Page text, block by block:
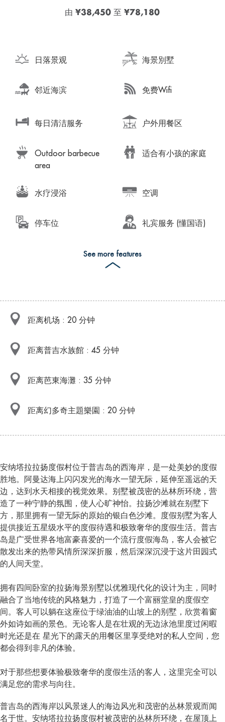
由¥38,450 至¥78,180
日落景观 海景別墅
邻近海滨 免费Wifi
每日清洁服务 户外用餐区
Outdoor barbecue
area
适合有小孩的家庭
水疗浸浴 空调
停车位 礼宾服务 (懂国语)
See more features
距离机场 : 20 分钟
距离普吉水族館 : 45 分钟
距离芭東海灘 : 35 分钟
距离幻多奇主題樂園 : 20 分钟
安纳塔拉拉扬度假村位于普吉岛的西海岸，是一处美妙的度假
胜地。阿曼达海上闪闪发光的海水一望无际，延伸至遥远的天
边，达到水天相接的视觉效果。别墅被茂密的丛林所环绕，营
造了一种宁静的氛围，使人心旷神怡。拉扬沙滩就在别墅下
方，那里拥有一望无际的原始的银白色沙滩。度假别墅为客人
提供接近五星级水平的度假待遇和极致奢华的度假生活。普吉
岛是广受世界各地富豪喜爱的一个流行度假海岛，客人会被它
散发出来的热带风情所深深折服，然后深深沉浸于这片田园式
的人间天堂。
拥有四间卧室的拉扬海景别墅以优雅现代化的设计为主，同时
融合了当地传统的风格魅力，打造了一个富丽堂皇的度假空
间。客人可以躺在这座位于绿油油的山坡上的别墅，欣赏着窗
外如诗如画的景色。无论客人是在壮观的无边泳池里度过闲暇
时光还是在 星光下的露天的用餐区里享受绝对的私人空间，您
都会得到非凡的体验。
对于那些想要体验极致奢华的度假生活的客人，这里完全可以
满足您的需求与向往。
普吉岛的西海岸以风景迷人的海边风光和茂密的丛林景观而闻
名于世。安纳塔拉拉扬度假村被茂密的丛林所环绕，在屋顶上